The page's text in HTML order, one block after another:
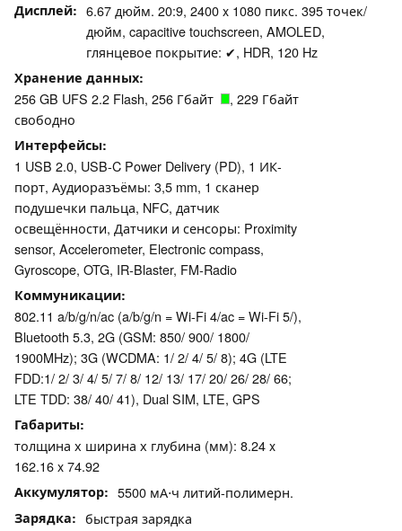
Дисплей
6.67 дюйм. 20:9, 2400 x 1080 пикс. 395 точек/
дюйм, capacitive touchscreen, AMOLED,
глянцевое покрытие: ✔, HDR, 120 Hz
Хранение данных
256 GB UFS 2.2 Flash, 256 Гбайт
, 229 Гбайт
свободно
Интерфейсы
1 USB 2.0, USB-C Power Delivery (PD), 1 ИК-
порт, Аудиоразъёмы: 3,5 mm, 1 сканер
подушечки пальца, NFC, датчик
освещённости, Датчики и сенсоры: Proximity
sensor, Accelerometer, Electronic compass,
Gyroscope, OTG, IR-Blaster, FM-Radio
Коммуникации
802.11 a/b/g/n/ac (a/b/g/n = Wi-Fi 4/ac = Wi-Fi 5/),
Bluetooth 5.3, 2G (GSM: 850/ 900/ 1800/
1900MHz); 3G (WCDMA: 1/ 2/ 4/ 5/ 8); 4G (LTE
FDD:1/ 2/ 3/ 4/ 5/ 7/ 8/ 12/ 13/ 17/ 20/ 26/ 28/ 66;
LTE TDD: 38/ 40/ 41), Dual SIM, LTE, GPS
Габариты
толщина х ширина х глубина (мм): 8.24 x
162.16 x 74.92
Аккумулятор 5500 мА⋅ч литий-полимерн.
Зарядка быстрая зарядка